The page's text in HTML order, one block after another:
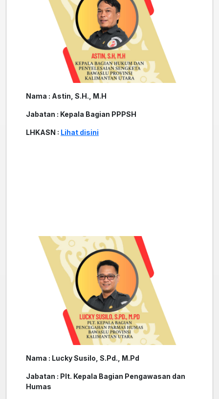
Nama : Astin, S.H., M.H
Jabatan : Kepala Bagian PPPSH
LHKASN : Lihat disini
Nama : Lucky Susilo, S.Pd., M.Pd
Jabatan : Plt. Kepala Bagian Pengawasan dan
Humas